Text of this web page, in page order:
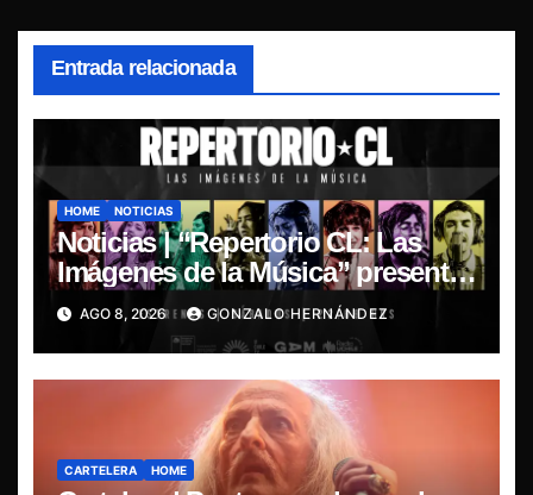
Entrada relacionada
HOME NOTICIAS
Noticias | “Repertorio CL: Las
Imágenes de la Música” presenta
la esencia del nuevo sonido
nacional
AGO 8, 2026 GONZALO HERNÁNDEZ
CARTELERA HOME